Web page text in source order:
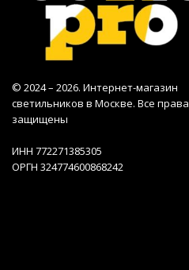
© 2024 – 2026. Интернет-магазин
светильников в Москве. Все права
защищены
ИНН 772271385305
ОРГН 324774600868242